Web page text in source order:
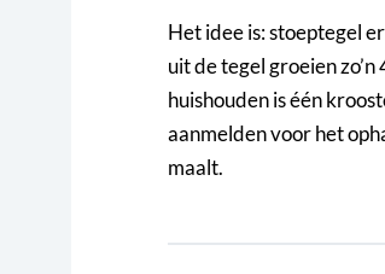
Het idee is: stoeptegel
uit de tegel groeien
huishouden is één
aanmelden voor het
maalt.